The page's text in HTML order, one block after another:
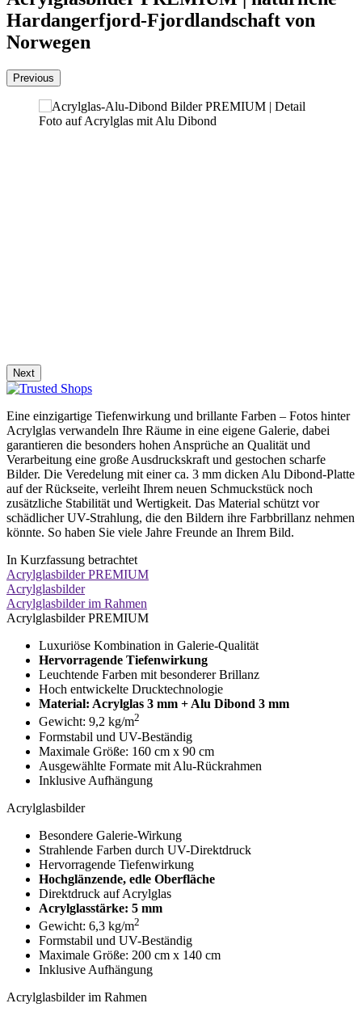
Hardangerfjord-Fjordlandschaft von
Norwegen
Previous
Foto auf Acrylglas mit Alu Dibond
Next
Eine einzigartige Tiefenwirkung und brillante Farben – Fotos hinter
Acrylglas verwandeln Ihre Räume in eine eigene Galerie, dabei
garantieren die besonders hohen Ansprüche an Qualität und
Verarbeitung eine große Ausdruckskraft und gestochen scharfe
Bilder. Die Veredelung mit einer ca. 3 mm dicken Alu Dibond-Platte
auf der Rückseite, verleiht Ihrem neuen Schmuckstück noch
zusätzliche Stabilität und Wertigkeit. Das Material schützt vor
schädlicher UV-Strahlung, die den Bildern ihre Farbbrillanz nehmen
könnte. So haben Sie viele Jahre Freunde an Ihrem Bild.
In Kurzfassung betrachtet
Acrylglasbilder PREMIUM
Acrylglasbilder
Acrylglasbilder im Rahmen
Acrylglasbilder PREMIUM
Luxuriöse Kombination in Galerie-Qualität
Hervorragende Tiefenwirkung
Leuchtende Farben mit besonderer Brillanz
Hoch entwickelte Drucktechnologie
Material: Acrylglas 3 mm + Alu Dibond 3 mm
Gewicht: 9,2 kg/m2
Formstabil und UV-Beständig
Maximale Größe: 160 cm x 90 cm
Ausgewählte Formate mit Alu-Rückrahmen
Inklusive Aufhängung
Acrylglasbilder
Besondere Galerie-Wirkung
Strahlende Farben durch UV-Direktdruck
Hervorragende Tiefenwirkung
Hochglänzende, edle Oberfläche
Direktdruck auf Acrylglas
Acrylglasstärke: 5 mm
Gewicht: 6,3 kg/m2
Formstabil und UV-Beständig
Maximale Größe: 200 cm x 140 cm
Inklusive Aufhängung
Acrylglasbilder im Rahmen